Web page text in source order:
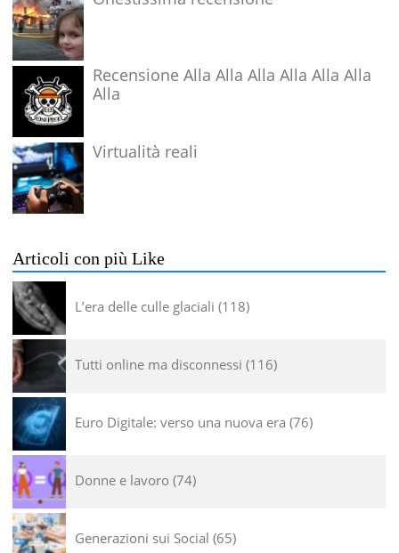
Recensione Alla Alla Alla Alla Alla Alla
Alla
Virtualità reali
Articoli con più Like
L’era delle culle glaciali 118
Tutti online ma disconnessi 116
Euro Digitale: verso una nuova era 76
Donne e lavoro 74
Generazioni sui Social 65